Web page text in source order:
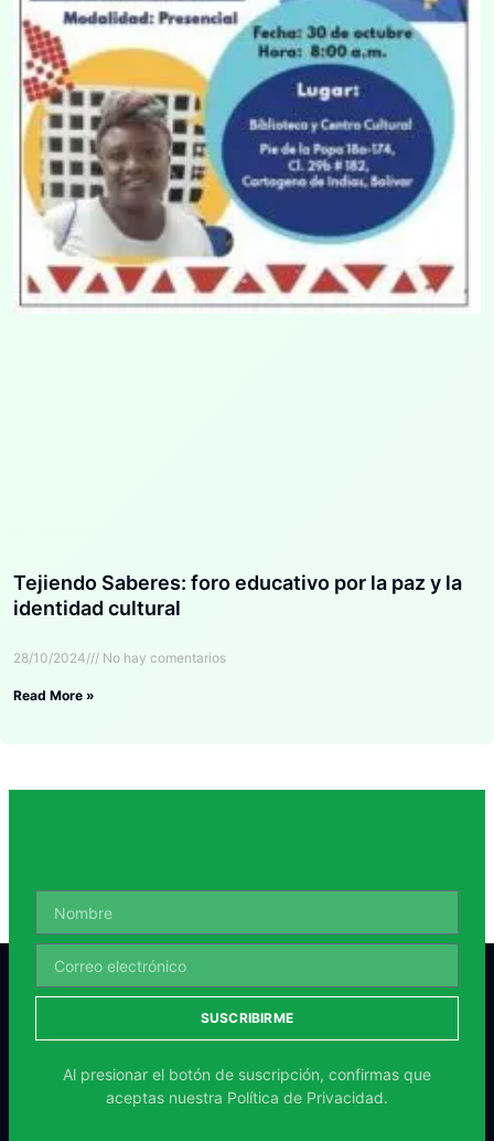
Tejiendo Saberes: foro educativo por la paz y la
identidad cultural
28/10/2024 No hay comentarios
Read More »
SUSCRIBIRME
Al presionar el botón de suscripción, confirmas que
aceptas nuestra Política de Privacidad.